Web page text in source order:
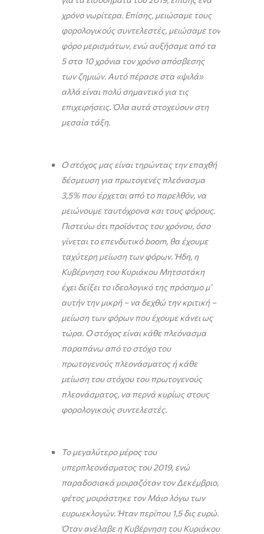
χρόνο νωρίτερα. Επίσης, μειώσαμε τους
φορολογικούς συντελεστές, μειώσαμε τον
φόρο μερισμάτων, ενώ αυξήσαμε από τα
5 στα 10 χρόνια τον χρόνο απόσβεσης
των ζημιών. Αυτό πέρασε στα «ψιλά»
αλλά είναι πολύ σημαντικό για τις
επιχειρήσεις. Όλα αυτά στοχεύουν στη
μεσαία τάξη.
Ο στόχος μας είναι τηρώντας την επαχθή
δέσμευση για πρωτογενές πλεόνασμα
3,5% που έρχεται από το παρελθόν, να
μειώνουμε ταυτόχρονα και τους φόρους.
Πιστεύω ότι προϊόντος του χρόνου, όσο
γίνεται το επενδυτικόboom, θα έχουμε
ταχύτερη μείωση των φόρων. Ήδη, η
Κυβέρνηση του Κυριάκου Μητσοτάκη
έχει δείξει το ιδεολογικό της πρόσημο μ’
αυτήν την μικρή – να δεχθώ την κριτική –
μείωση των φόρων που έχουμε κάνει ως
τώρα. Ο στόχος είναι κάθε πλεόνασμα
παραπάνω από το στόχο του
πρωτογενούς πλεονάσματος ή κάθε
μείωση του στόχου του πρωτογενούς
πλεονάσματος, να περνά κυρίως στους
φορολογικούς συντελεστές.
Το μεγαλύτερο μέρος του
υπερπλεονάσματος του 2019, ενώ
παραδοσιακά μοιραζόταν τον Δεκέμβριο,
φέτος μοιράστηκε τον Μάιο λόγω των
ευρωεκλογών. Ήταν περίπου 1,5 δις ευρώ.
Όταν ανέλαβε η Κυβέρνηση του Κυριάκου